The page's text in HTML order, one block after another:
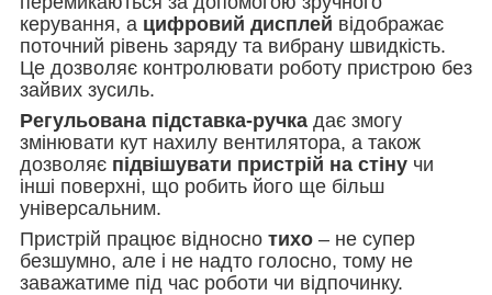
керування, а цифровий дисплей відображає
поточний рівень заряду та вибрану швидкість.
Це дозволяє контролювати роботу пристрою без
зайвих зусиль.
Регульована підставка-ручка дає змогу
змінювати кут нахилу вентилятора, а також
дозволяє підвішувати пристрій на стіну чи
інші поверхні, що робить його ще більш
універсальним.
Пристрій працює відносно тихо – не супер
безшумно, але і не надто голосно, тому не
заважатиме під час роботи чи відпочинку.